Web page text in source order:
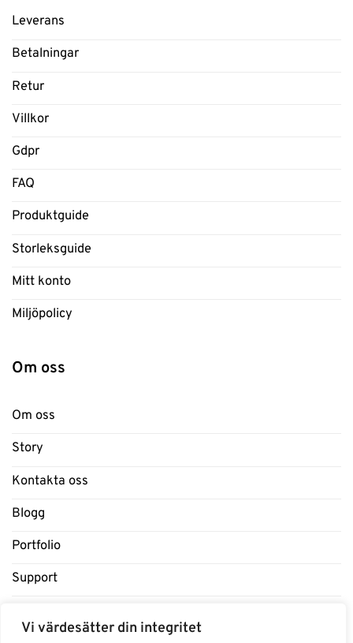
Vi värdesätter din integritet
Leverans
Betalningar
Retur
Villkor
Gdpr
FAQ
Produktguide
Storleksguide
Mitt konto
Miljöpolicy
Om oss
Om oss
Story
Kontakta oss
Blogg
Portfolio
Support